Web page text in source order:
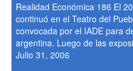
Realidad Económica 186 El
continuó en el Teatro del
convocada por el IADE para
argentina. Luego de las
Julio 31, 2006